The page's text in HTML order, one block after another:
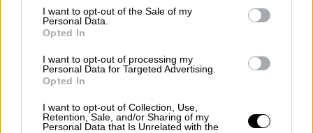
consent section.
I want to opt-out of the Sale of my
Personal Data.
Opted In
I want to opt-out of processing my
Personal Data for Targeted Advertising.
Opted In
I want to opt-out of Collection, Use,
Retention, Sale, and/or Sharing of my
Personal Data that Is Unrelated with the